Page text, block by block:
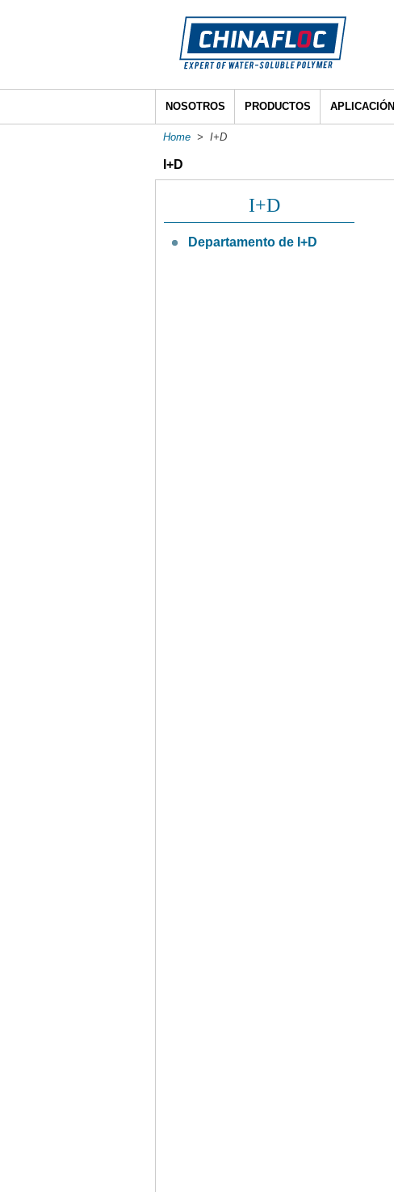
NOSOTROS PRODUCTOS APLICACIÓN
Home > I+D
I+D
I+D
Departamento de I+D